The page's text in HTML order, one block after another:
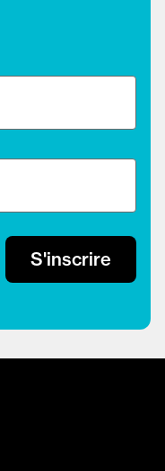
S'inscrire